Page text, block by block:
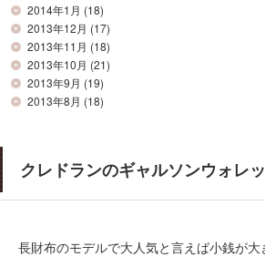
2014年1月 (18)
2013年12月 (17)
2013年11月 (18)
2013年10月 (21)
2013年9月 (19)
2013年8月 (18)
クレドランのギャルソンウォレ
長財布のモデルで大人気と言えば小銭が